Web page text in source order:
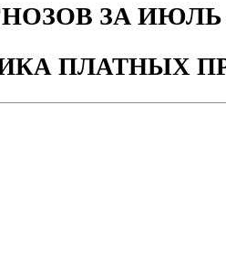
ЗА ИЮЛЬ
ПЛАТНЫХ